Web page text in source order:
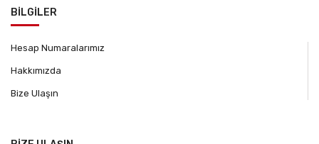
BİLGİLER
Hesap Numaralarımız
Hakkımızda
Bize Ulaşın